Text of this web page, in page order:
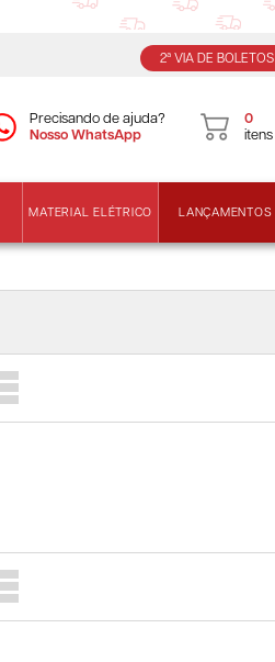
2ª VIA DE BOLETOS
Precisando de ajuda?
Nosso WhatsApp
0
itens
MATERIAL ELÉTRICO LANÇAMENTOS